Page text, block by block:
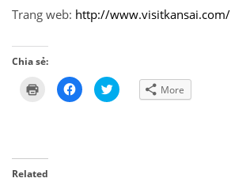
Trang web: http://www.visitkansai.com/
Chia sẻ:
Click
Click
to
share
Click
to More
Related